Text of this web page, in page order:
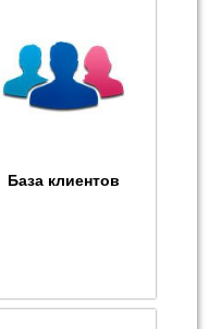
База клиентов